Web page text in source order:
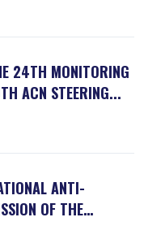
24TH MONITORING
ACN STEERING...
ANTI-
OF THE